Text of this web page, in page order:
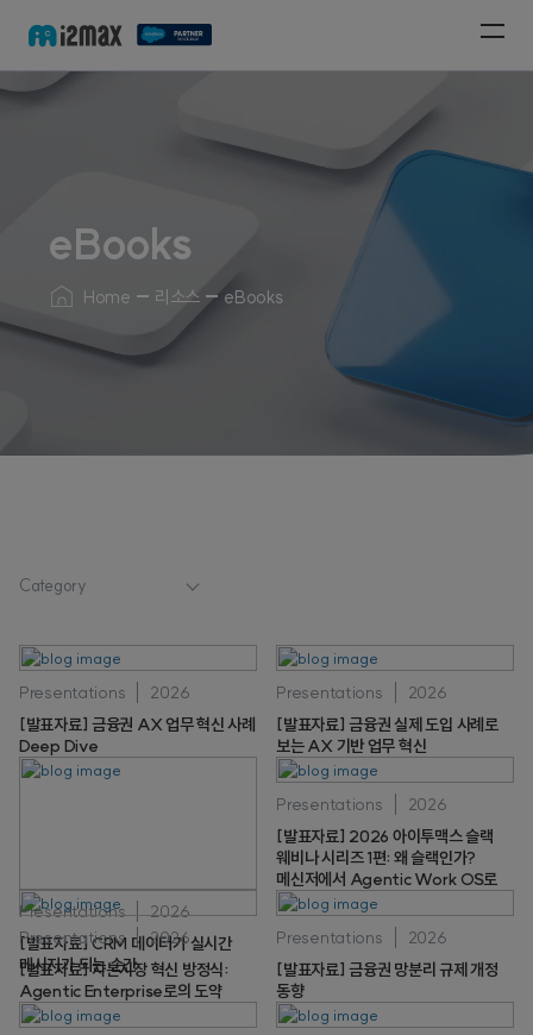
eBooks
Home 리소스 eBooks
Category
Presentations
2026
[발표자료] 금융권 AX 업무 혁신 사례
Deep Dive
Presentations
2026
[발표자료] 금융권 실제 도입 사례로
보는 AX 기반 업무 혁신
Presentations
2026
[발표자료] CRM 데이터가 실시간
메시지가 되는 순간
Presentations
2026
[발표자료] 2026 아이투맥스 슬랙
웨비나 시리즈 1편: 왜 슬랙인가?
메신저에서 Agentic Work OS로
Presentations
2026
[발표자료] 자본시장 혁신 방정식:
Agentic Enterprise로의 도약
Presentations
2026
[발표자료] 금융권 망분리 규제 개정
동향